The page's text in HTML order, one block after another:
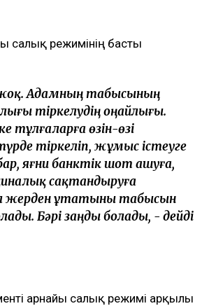
салық режимінің басты
Адамның табысының
тіркелудің оңайлығы.
тұлғаларға өзін-өзі
тіркеліп, жұмыс істеуге
яғни банктік шот ашуға,
сақтандыруға
жерден ұтатыны табысын
Бәрі заңды болады, - дейді
арнайы салық режимі арқылы